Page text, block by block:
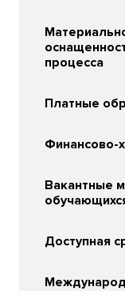
процесса
Платные
Финансово-
Вакантные
Доступная